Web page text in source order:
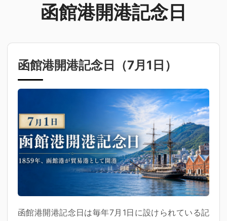
函館港開港記念日
函館港開港記念日（7月1日 ）
函館港開港記念日は毎年7月1日に設けられている記